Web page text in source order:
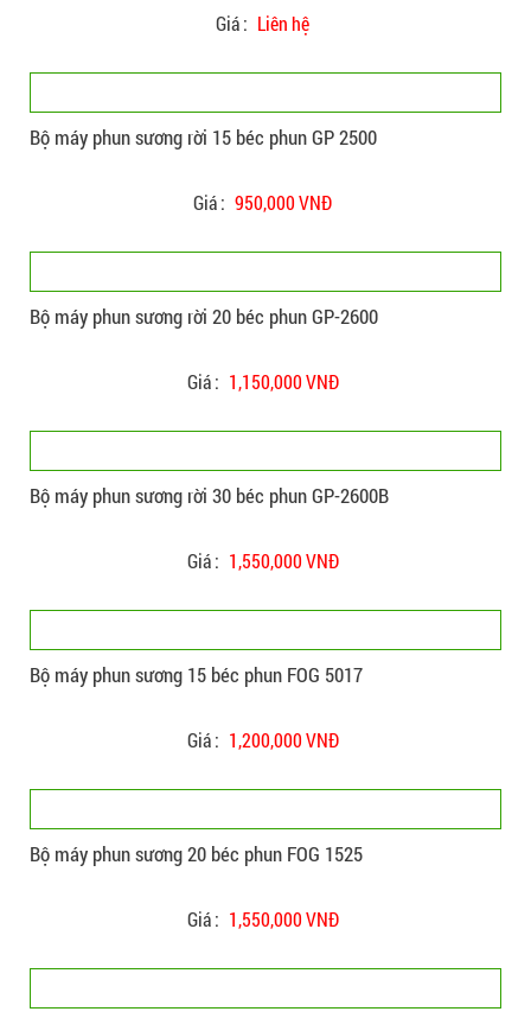
Giá : Liên hệ
Bộ máy phun sương rời 15 béc phun GP 2500
Giá : 950,000 VNĐ
Bộ máy phun sương rời 20 béc phun GP-2600
Giá : 1,150,000 VNĐ
Bộ máy phun sương rời 30 béc phun GP-2600B
Giá : 1,550,000 VNĐ
Bộ máy phun sương 15 béc phun FOG 5017
Giá : 1,200,000 VNĐ
Bộ máy phun sương 20 béc phun FOG 1525
Giá : 1,550,000 VNĐ